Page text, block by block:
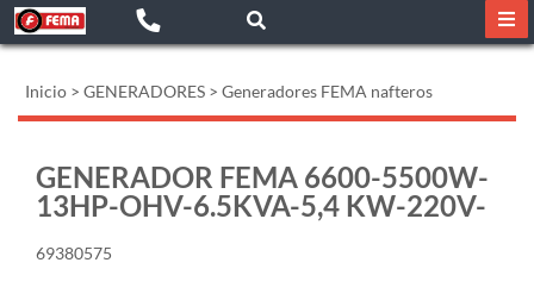
Inicio > GENERADORES > Generadores FEMA nafteros
GENERADOR FEMA 6600-5500W-
13HP-OHV-6.5KVA-5,4 KW-220V-
69380575